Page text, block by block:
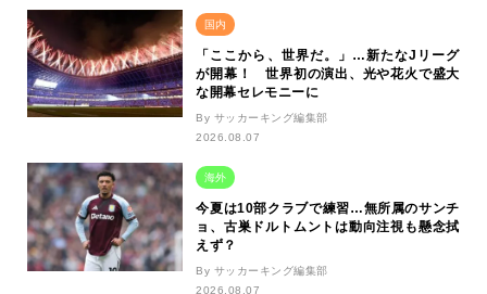
国内
「ここから、世界だ。」…新たなJリーグ
が開幕！ 世界初の演出、光や花火で盛大
な開幕セレモニーに
By サッカーキング編集部
2026.08.07
海外
今夏は10部クラブで練習…無所属のサンチ
ョ、古巣ドルトムントは動向注視も懸念拭
えず？
By サッカーキング編集部
2026.08.07